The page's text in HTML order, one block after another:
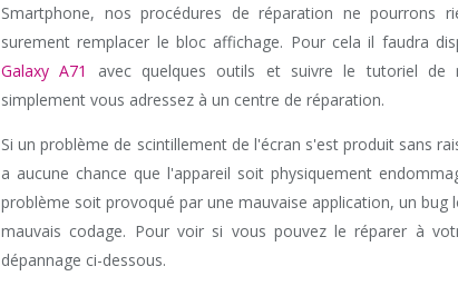
Smartphone, nos procédures de réparation ne pourrons
surement remplacer le bloc affichage. Pour cela il faudra
Galaxy A71
avec quelques outils et suivre le tutoriel de
simplement vous adressez à un centre de réparation.
Si un problème de scintillement de l'écran s'est produit sans
a aucune chance que l'appareil soit physiquement
problème soit provoqué par une mauvaise application, un bug
mauvais codage. Pour voir si vous pouvez le réparer à
dépannage ci-dessous.